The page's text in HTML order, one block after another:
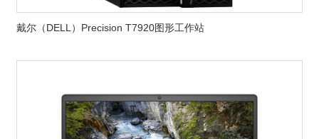
戴尔（DELL）Precision T7920图形工作站